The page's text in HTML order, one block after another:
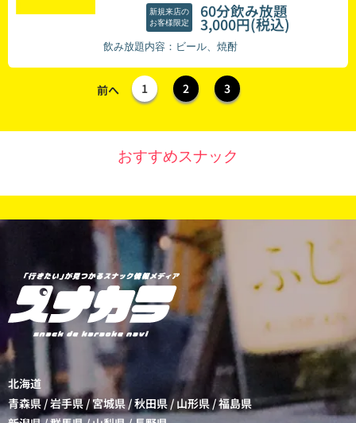
新規来店の
お客様限定
60分飲み放題
3,000円(税込)
飲み放題内容：ビール、焼酎
前へ 1 2 3
おすすめスナック
北海道
青森県/岩手県/宮城県/秋田県 / 山形県/福島県